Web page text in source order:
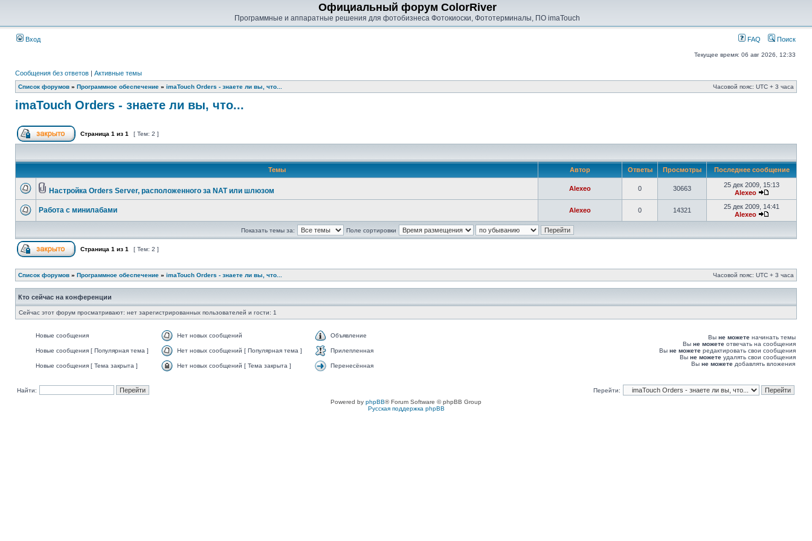
Официальный форум ColorRiver
Программные и аппаратные решения для фотобизнеса Фотокиоски, Фототерминалы, ПО imaTouch
Вход FAQ Поиск
Текущее время: 06 авг 2026, 12:33
Сообщения без ответов | Активные темы
Список форумов » Программное обеспечение » imaTouch Orders - знаете ли вы, что... Часовой пояс: UTC + 3 часа
imaTouch Orders - знаете ли вы, что...
Страница 1 из 1 [ Тем: 2 ]
Темы Автор Ответы Просмотры Последнее сообщение
Настройка Orders Server, расположенного за NAT или шлюзом Alexeo 0 30663
25 дек 2009, 15:13
Alexeo
Работа с минилабами Alexeo 0 14321
25 дек 2009, 14:41
Alexeo
Показать темы за: Поле сортировки
Страница 1 из 1 [ Тем: 2 ]
Список форумов » Программное обеспечение » imaTouch Orders - знаете ли вы, что... Часовой пояс: UTC + 3 часа
Кто сейчас на конференции
Сейчас этот форум просматривают: нет зарегистрированных пользователей и гости: 1
Новые сообщения Нет новых сообщений Объявление
Новые сообщения [ Популярная тема ] Нет новых сообщений [ Популярная тема ] Прилепленная
Новые сообщения [ Тема закрыта ] Нет новых сообщений [ Тема закрыта ] Перенесённая
Вы не можете начинать темы
Вы не можете отвечать на сообщения
Вы не можете редактировать свои сообщения
Вы не можете удалять свои сообщения
Вы не можете добавлять вложения
Найти:
Перейти:
Powered by phpBB® Forum Software © phpBB Group
Русская поддержка phpBB